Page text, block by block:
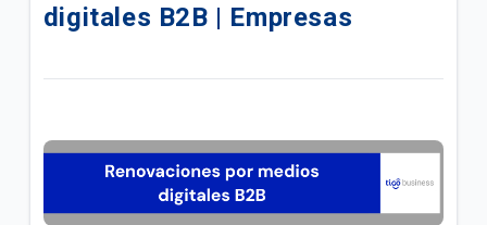
¿Cómo puedo seleccionar otro Operador móvil? |
Empresas
Proceso para hacer efectivo la garantía contra robo
o PSC con líneas Tigo Business | Empresas
¿Cómo registrarte en Tigo Business Online? |
digitales B2B | Empresas